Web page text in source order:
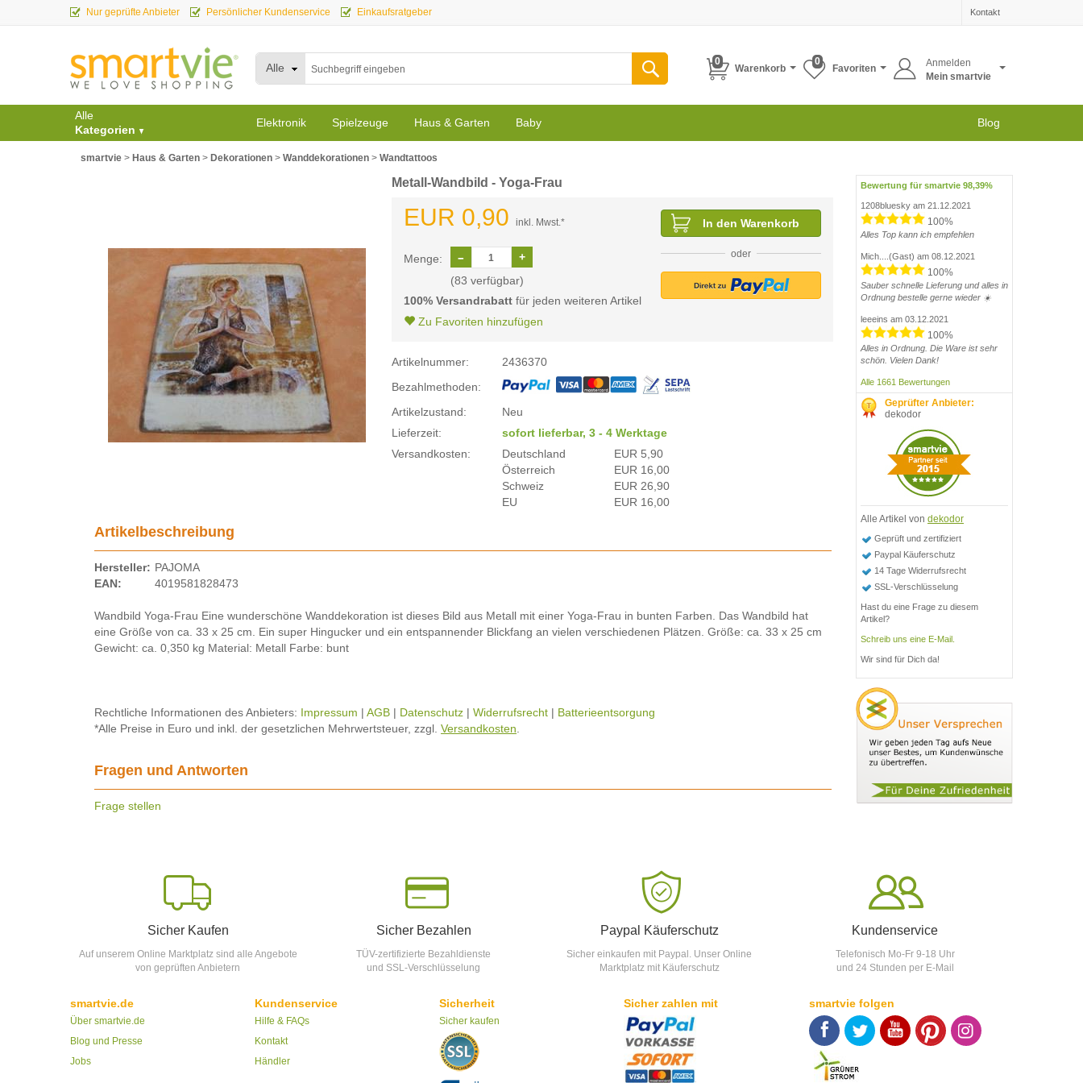
Nur geprüfte Anbieter Persönlicher Kundenservice Einkaufsratgeber Kontakt
Warenkorb
0 0
Favoriten
Anmelden
Mein smartvie
Alle
Alle
Kategorien
Elektronik Spielzeuge Haus & Garten Baby Blog
smartvie > Haus & Garten > Dekorationen > Wanddekorationen > Wandtattoos
Metall-Wandbild - Yoga-Frau
EUR 0,90 inkl. Mwst.*
Menge:
(83 verfügbar)
100% Versandrabattfür jeden weiteren Artikel
Zu Favoriten hinzufügen
In den Warenkorb
oder
Artikelnummer:
2436370
Bezahlmethoden:
Artikelzustand:
Neu
Lieferzeit:
sofort lieferbar, 3 - 4 Werktage
Versandkosten:
Deutschland
EUR 5,90
Österreich
EUR 16,00
Schweiz
EUR 26,90
EU
EUR 16,00
Artikelbeschreibung
Hersteller: PAJOMA
EAN:
4019581828473
Wandbild Yoga-Frau Eine wunderschöne Wanddekoration ist dieses Bild aus Metall mit einer Yoga-Frau in bunten Farben. Das Wandbild hat
eine Größe von ca. 33 x 25 cm. Ein super Hingucker und ein entspannender Blickfang an vielen verschiedenen Plätzen. Größe: ca. 33 x 25 cm
Gewicht: ca. 0,350 kg Material: Metall Farbe: bunt
Rechtliche Informationen des Anbieters: Impressum | AGB | Datenschutz | Widerrufsrecht | Batterieentsorgung
*Alle Preise in Euro und inkl. der gesetzlichen Mehrwertsteuer, zzgl. Versandkosten
Fragen und Antworten
Frage stellen
Bewertung für smartvie 98,39%
1208bluesky am 21.12.2021
100%
Alles Top kann ich empfehlen
Mich....(Gast) am 08.12.2021
100%
Sauber schnelle Lieferung und alles in
Ordnung bestelle gerne wieder ☀️
leeeins am 03.12.2021
100%
Alles in Ordnung. Die Ware ist sehr
schön. Vielen Dank!
Alle 1661 Bewertungen
Geprüfter Anbieter:
dekodor
Alle Artikel von dekodor
Geprüft und zertifiziert
Paypal Käuferschutz
14 Tage Widerrufsrecht
SSL-Verschlüsselung
Hast du eine Frage zu diesem
Artikel?
Schreib uns eine E-Mail.
Wir sind für Dich da!
Sicher Kaufen
Auf unserem Online Marktplatz sind alle Angebote
von geprüften Anbietern
Sicher Bezahlen
TÜV-zertifizierte Bezahldienste
und SSL-Verschlüsselung
Paypal Käuferschutz
Sicher einkaufen mit Paypal. Unser Online
Marktplatz mit Käuferschutz
Kundenservice
Telefonisch Mo-Fr 9-18 Uhr
und 24 Stunden per E-Mail
smartvie.de
Über smartvie.de
Blog und Presse
Jobs
Kundenservice
Hilfe & FAQs
Kontakt
Händler
Sicherheit
Sicher kaufen
Sicher zahlen mit smartvie folgen
F T Y